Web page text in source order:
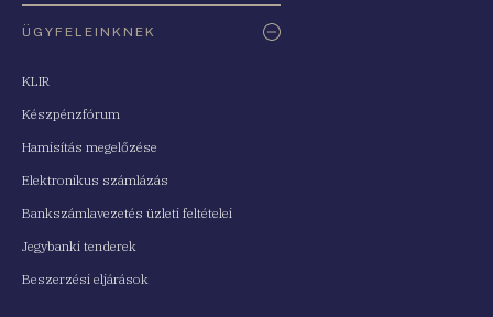
ÜGYFELEINKNEK
KLIR
Készpénzfórum
Hamisítás megelőzése
Elektronikus számlázás
Bankszámlavezetés üzleti feltételei
Jegybanki tenderek
Beszerzési eljárások